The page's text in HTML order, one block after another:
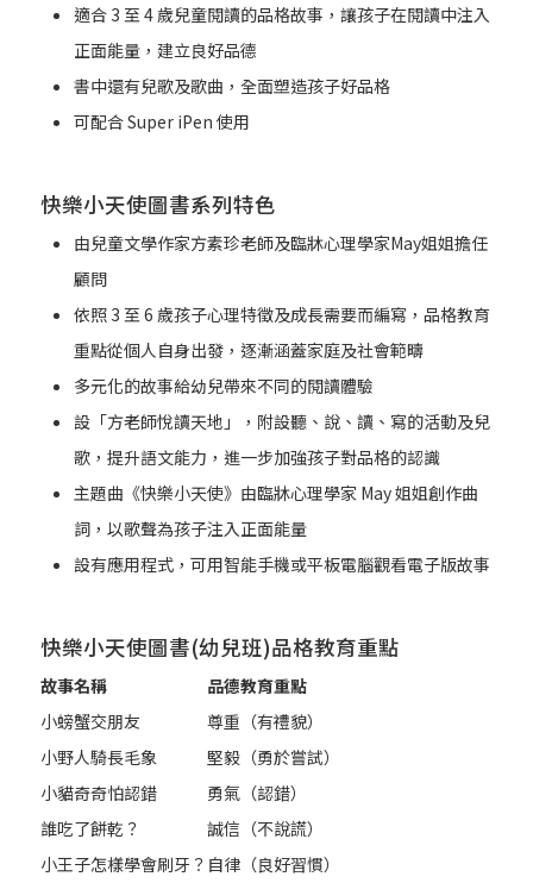
適合 3 至 4 歲兒童閱讀的品格故事，讓孩子在閱讀中注入
正面能量，建立良好品德
書中還有兒歌及歌曲，全面塑造孩子好品格
可配合 Super iPen 使用
快樂小天使圖書系列特色
由兒童文學作家方素珍老師及臨牀心理學家May姐姐擔任
顧問
依照 3 至 6 歲孩子心理特徵及成長需要而編寫，品格教育
重點從個人自身出發，逐漸涵蓋家庭及社會範疇
多元化的故事給幼兒帶來不同的閱讀體驗
設「方老師悅讀天地」，附設聽、說、讀、寫的活動及兒
歌，提升語文能力，進一步加強孩子對品格的認識
主題曲《快樂小天使》由臨牀心理學家 May 姐姐創作曲
詞，以歌聲為孩子注入正面能量
設有應用程式，可用智能手機或平板電腦觀看電子版故事
快樂小天使圖書(幼兒班)品格教育重點
故事名稱
品德教育重點
小螃蟹交朋友
尊重（有禮貌）
小野人騎長毛象
堅毅（勇於嘗試）
小貓奇奇怕認錯
勇氣（認錯）
誰吃了餅乾？
誠信（不說謊）
小王子怎樣學會刷牙？ 自律（良好習慣）